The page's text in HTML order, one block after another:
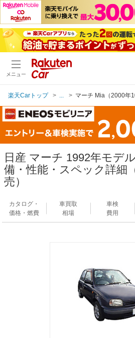
メニュー
楽天Carトップ マーチ Mia（2000年
日産 マーチ 1992年モデ
備・性能・スペック詳細
売）
カタログ・
価格・燃費
車買取
相場
車検
費用